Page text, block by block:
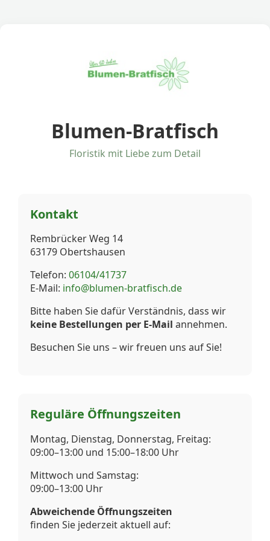
Blumen-Bratfisch
Floristik mit Liebe zum Detail
Kontakt
Rembrücker Weg 14
63179 Obertshausen
Telefon: 06104/41737
E-Mail: info@blumen-bratfisch.de
Bitte haben Sie dafür Verständnis, dass wir
keine Bestellungen per E-Mail annehmen.
Besuchen Sie uns – wir freuen uns auf Sie!
Reguläre Öffnungszeiten
Montag, Dienstag, Donnerstag, Freitag:
09:00–13:00 und 15:00–18:00 Uhr
Mittwoch und Samstag:
09:00–13:00 Uhr
Abweichende Öffnungszeiten
finden Sie jederzeit aktuell auf: